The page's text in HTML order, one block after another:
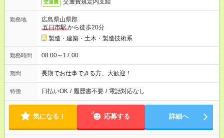
交通費 交通費規定内支給
勤務地
広島県山県郡
五日市駅から徒歩20分
製造・建築・土木・製造技術系
勤務時間 08:00～17:00
期間 長期でお仕事できる方、大歓迎！
特徴 日払いOK / 履歴書不要 / 電話対応なし
気になる！ 応募する 詳細へ